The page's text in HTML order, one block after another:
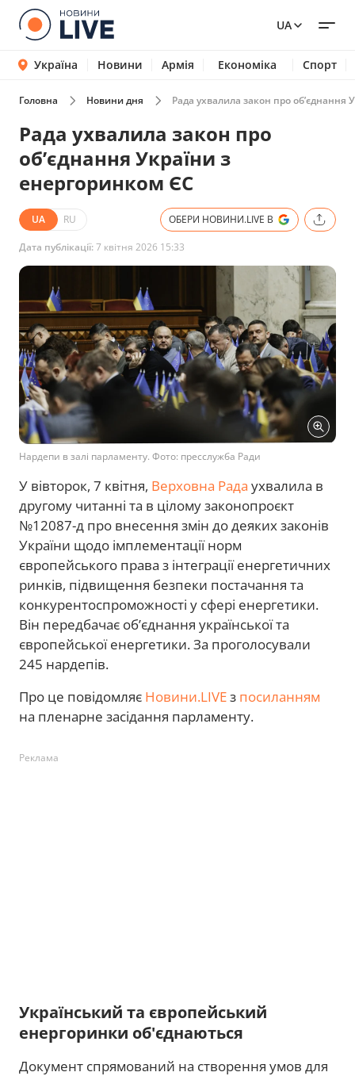
UA
Україна Новини Армія Економіка Спорт
Головна Новини дня Рада ухвалила закон про об’єднання
Рада ухвалила закон про
об’єднання України з
енергоринком ЄС
UA RU ОБЕРИ НОВИНИ.LIVE В
Дата публікації:7 квітня 2026 15:33
Нардепи в залі парламенту. Фото: пресслужба Ради
У вівторок, 7 квітня, Верховна Рада ухвалила в
другому читанні та в цілому законопроєкт
№12087-д про внесення змін до деяких законів
України щодо імплементації норм
європейського права з інтеграції енергетичних
ринків, підвищення безпеки постачання та
конкурентоспроможності у сфері енергетики.
Він передбачає об’єднання української та
європейської енергетики. За проголосували
245 нардепів.
Про це повідомляє Новини.LIVEз посиланням
на пленарне засідання парламенту.
Реклама
Український та європейський
енергоринки об'єднаються
Документ спрямований на створення умов для